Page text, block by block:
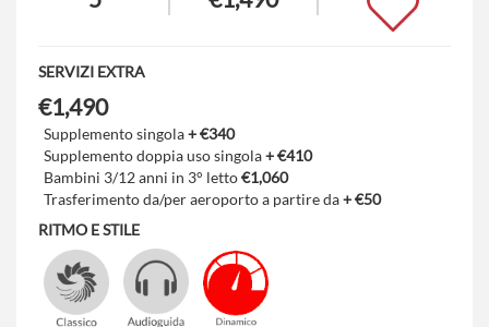
SERVIZI EXTRA
€1,490
Supplemento singola+ €340
Supplemento doppia uso singola+ €410
Bambini 3/12 anni in 3° letto€1,060
Trasferimento da/per aeroporto a partire da+ €50
RITMO E STILE